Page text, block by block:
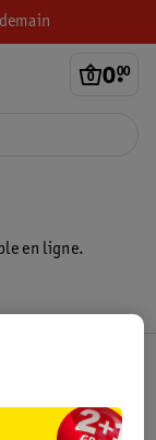
0.
00
en ligne.